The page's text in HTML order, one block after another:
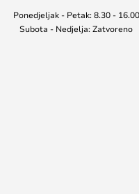
Ponedjeljak - Petak: 8.30 - 16.00
Subota - Nedjelja: Zatvoreno